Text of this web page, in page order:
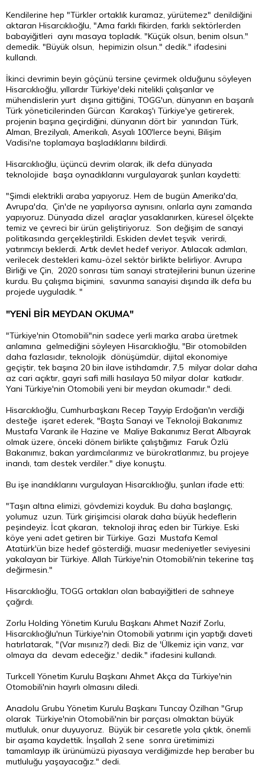
Kendilerine hep "Türkler ortaklık kuramaz, yürütemez" denildiğini
aktaran Hisarcıklıoğlu, "Ama farklı fikirden, farklı sektörlerden
babayiğitleri aynı masaya topladık. "Küçük olsun, benim olsun."
demedik. "Büyük olsun, hepimizin olsun." dedik." ifadesini
kullandı.
İkinci devrimin beyin göçünü tersine çevirmek olduğunu söyleyen
Hisarcıklıoğlu, yıllardır Türkiye'deki nitelikli çalışanlar ve
mühendislerin yurt dışına gittiğini, TOGG'un, dünyanın en başarılı
Türk yöneticilerinden Gürcan Karakaş'ı Türkiye'ye getirerek,
projenin başına geçirdiğini, dünyanın dört bir yanından Türk,
Alman, Brezilyalı, Amerikalı, Asyalı 100'lerce beyni, Bilişim
Vadisi'ne toplamaya başladıklarını bildirdi.
Hisarcıklıoğlu, üçüncü devrim olarak, ilk defa dünyada
teknolojide başa oynadıklarını vurgulayarak şunları kaydetti:
"Şimdi elektrikli araba yapıyoruz. Hem de bugün Amerika'da,
Avrupa'da, Çin'de ne yapılıyorsa aynısını, onlarla aynı zamanda
yapıyoruz. Dünyada dizel araçlar yasaklanırken, küresel ölçekte
temiz ve çevreci bir ürün geliştiriyoruz. Son değişim de sanayi
politikasında gerçekleştirildi. Eskiden devlet teşvik verirdi,
yatırımcıyı beklerdi. Artık devlet hedef veriyor. Atılacak adımları,
verilecek destekleri kamu-özel sektör birlikte belirliyor. Avrupa
Birliği ve Çin, 2020 sonrası tüm sanayi stratejilerini bunun üzerine
kurdu. Bu çalışma biçimini, savunma sanayisi dışında ilk defa bu
projede uyguladık. "
"YENİ BİR MEYDAN OKUMA"
"Türkiye'nin Otomobili"nin sadece yerli marka araba üretmek
anlamına gelmediğini söyleyen Hisarcıklıoğlu, "Bir otomobilden
daha fazlasıdır, teknolojik dönüşümdür, dijital ekonomiye
geçiştir, tek başına 20 bin ilave istihdamdır, 7,5 milyar dolar daha
az cari açıktır, gayri safi milli hasılaya 50 milyar dolar katkıdır.
Yani Türkiye'nin Otomobili yeni bir meydan okumadır." dedi.
Hisarcıklıoğlu, Cumhurbaşkanı Recep Tayyip Erdoğan'ın verdiği
desteğe işaret ederek, "Başta Sanayi ve Teknoloji Bakanımız
Mustafa Varank ile Hazine ve Maliye Bakanımız Berat Albayrak
olmak üzere, önceki dönem birlikte çalıştığımız Faruk Özlü
Bakanımız, bakan yardımcılarımız ve bürokratlarımız, bu projeye
inandı, tam destek verdiler." diye konuştu.
Bu işe inandıklarını vurgulayan Hisarcıklıoğlu, şunları ifade etti:
"Taşın altına elimizi, gövdemizi koyduk. Bu daha başlangıç,
yolumuz uzun. Türk girişimcisi olarak daha büyük hedeflerin
peşindeyiz. İcat çıkaran, teknoloji ihraç eden bir Türkiye. Eski
köye yeni adet getiren bir Türkiye. Gazi Mustafa Kemal
Atatürk'ün bize hedef gösterdiği, muasır medeniyetler seviyesini
yakalayan bir Türkiye. Allah Türkiye'nin Otomobili'nin tekerine taş
değirmesin."
Hisarcıklıoğlu, TOGG ortakları olan babayiğitleri de sahneye
çağırdı.
Zorlu Holding Yönetim Kurulu Başkanı Ahmet Nazif Zorlu,
Hisarcıklıoğlu'nun Türkiye'nin Otomobili yatırımı için yaptığı daveti
hatırlatarak, "(Var mısınız?) dedi. Biz de 'Ülkemiz için varız, var
olmaya da devam edeceğiz.' dedik." ifadesini kullandı.
Turkcell Yönetim Kurulu Başkanı Ahmet Akça da Türkiye'nin
Otomobili'nin hayırlı olmasını diledi.
Anadolu Grubu Yönetim Kurulu Başkanı Tuncay Özilhan "Grup
olarak Türkiye'nin Otomobili'nin bir parçası olmaktan büyük
mutluluk, onur duyuyoruz. Büyük bir cesaretle yola çıktık, önemli
bir aşama kaydettik. İnşallah 2 sene sonra üretimimizi
tamamlayıp ilk ürünümüzü piyasaya verdiğimizde hep beraber bu
mutluluğu yaşayacağız." dedi.